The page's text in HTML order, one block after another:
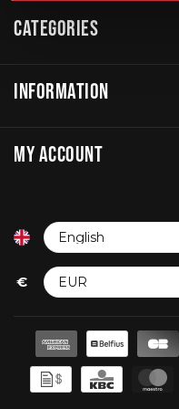
CATEGORIES
INFORMATION
MY ACCOUNT
€